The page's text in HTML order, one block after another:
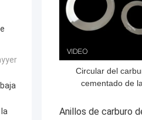
Circular del
cementado de
el cuchillo
Anillos de carburo